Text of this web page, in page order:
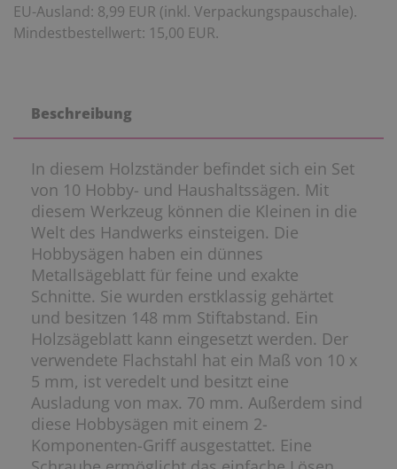
EU-Ausland: 8,99 EUR (inkl. Verpackungspauschale).
Mindestbestellwert: 15,00 EUR.
Beschreibung
In diesem Holzständer befindet sich ein Set
von 10 Hobby- und Haushaltssägen. Mit
diesem Werkzeug können die Kleinen in die
Welt des Handwerks einsteigen. Die
Hobbysägen haben ein dünnes
Metallsägeblatt für feine und exakte
Schnitte. Sie wurden erstklassig gehärtet
und besitzen 148 mm Stiftabstand. Ein
Holzsägeblatt kann eingesetzt werden. Der
verwendete Flachstahl hat ein Maß von 10 x
5 mm, ist veredelt und besitzt eine
Ausladung von max. 70 mm. Außerdem sind
diese Hobbysägen mit einem 2-
Komponenten-Griff ausgestattet. Eine